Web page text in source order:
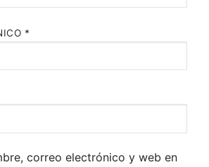
*
correo electrónico y web en